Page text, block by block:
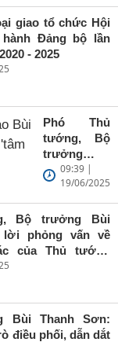
giao tổ chức Hội
Đảng bộ lần
- 2025
Phó Thủ
tướng, Bộ
trưởng
Ngoại giao
Bùi Thanh
Sơn: Nhà
báo trẻ cần
giữ vững
'tâm trong,
09:39 |
19/06/2025
Bộ trưởng Bùi
phỏng vấn về
của Thủ tướng
Pháp và
Bùi Thanh Sơn:
điều phối, dẫn dắt